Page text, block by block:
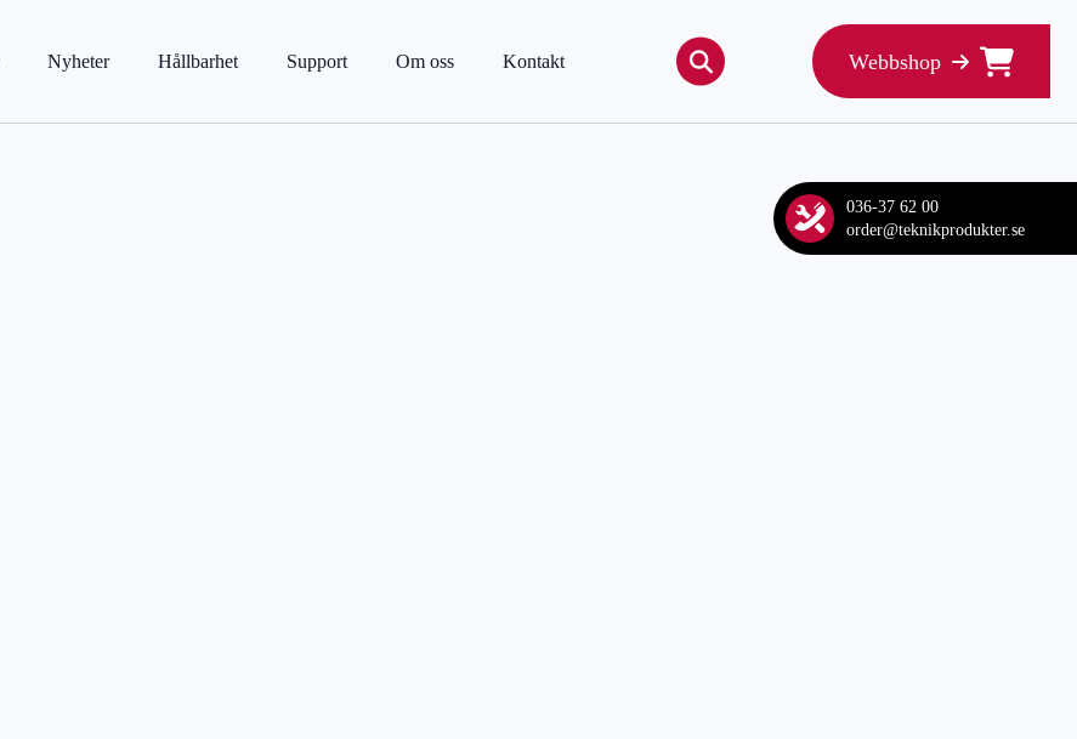
Nyheter Hållbarhet Support Om oss Kontakt Webbshop
036-37 62 00
order@teknikprodukter.se